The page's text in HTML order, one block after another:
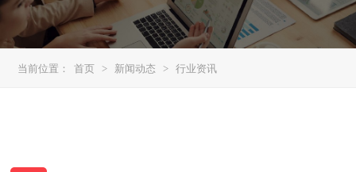
当前位置： 首页 > 新闻动态 > 行业资讯